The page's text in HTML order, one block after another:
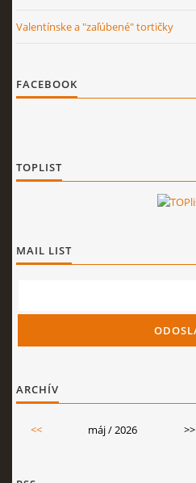
Valentínske a "zaľúbené" tortičky
FACEBOOK
TOPLIST
MAIL LIST
ARCHÍV
<< máj / 2026 >>